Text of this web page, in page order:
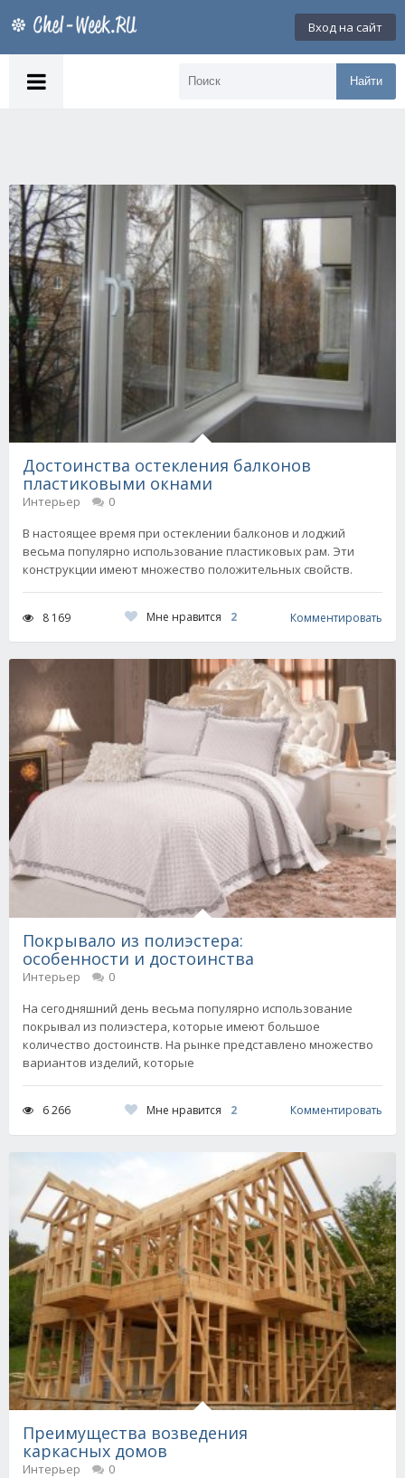
Вход на сайт
Найти
Достоинства остекления балконов
пластиковыми окнами
Интерьер
0
В настоящее время при остеклении балконов и лоджий
весьма популярно использование пластиковых рам. Эти
конструкции имеют множество положительных свойств.
8 169 Мне нравится 2 Комментировать
Покрывало из полиэстера:
особенности и достоинства
Интерьер
0
На сегодняшний день весьма популярно использование
покрывал из полиэстера, которые имеют большое
количество достоинств. На рынке представлено множество
вариантов изделий, которые
6 266 Мне нравится 2 Комментировать
Преимущества возведения
каркасных домов
Интерьер
0